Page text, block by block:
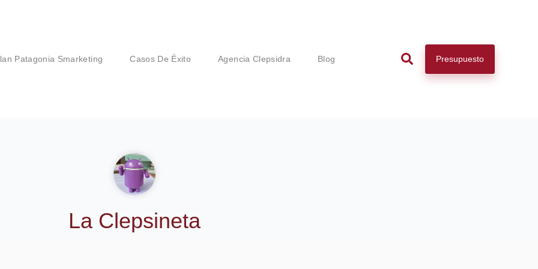
Patagonia Smarketing Casos De Éxito Agencia Clepsidra Blog Presupuesto
La Clepsineta